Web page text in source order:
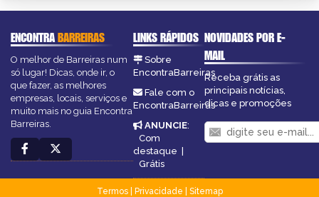
ENCONTRABARREIRAS
O melhor de Barreiras num
só lugar! Dicas, onde ir, o
que fazer, as melhores
empresas, locais, serviços e
muito mais no guia Encontra
Barreiras.
LINKS RÁPIDOS
Sobre
EncontraBarreiras
Fale com o
EncontraBarreiras
ANUNCIE:
Com
destaque |
Grátis
NOVIDADES POR E-
MAIL
Receba grátis as
principais notícias,
dicas e promoções
Termos| Privacidade
Sitemap